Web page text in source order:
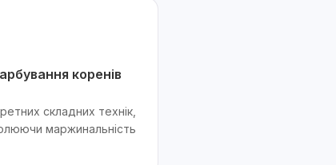
коренів
складних технік,
маржинальність